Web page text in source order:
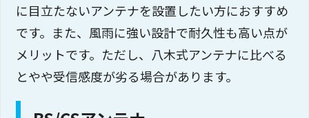
に目立たないアンテナを設置したい方におすすめ
です。また、風雨に強い設計で耐久性も高い点が
メリットです。ただし、八木式アンテナに比べる
とやや受信感度が劣る場合があります。